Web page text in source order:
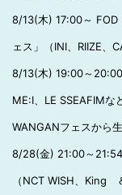
8/13(木) 17:00～ FOD
ェス」（INI、RIIZE、
8/13(木) 19:00～20:00
ME:I、LE SSEAFIMな
WANGANフェスから生
8/28(金) 21:00～21:54
（NCT WISH、King